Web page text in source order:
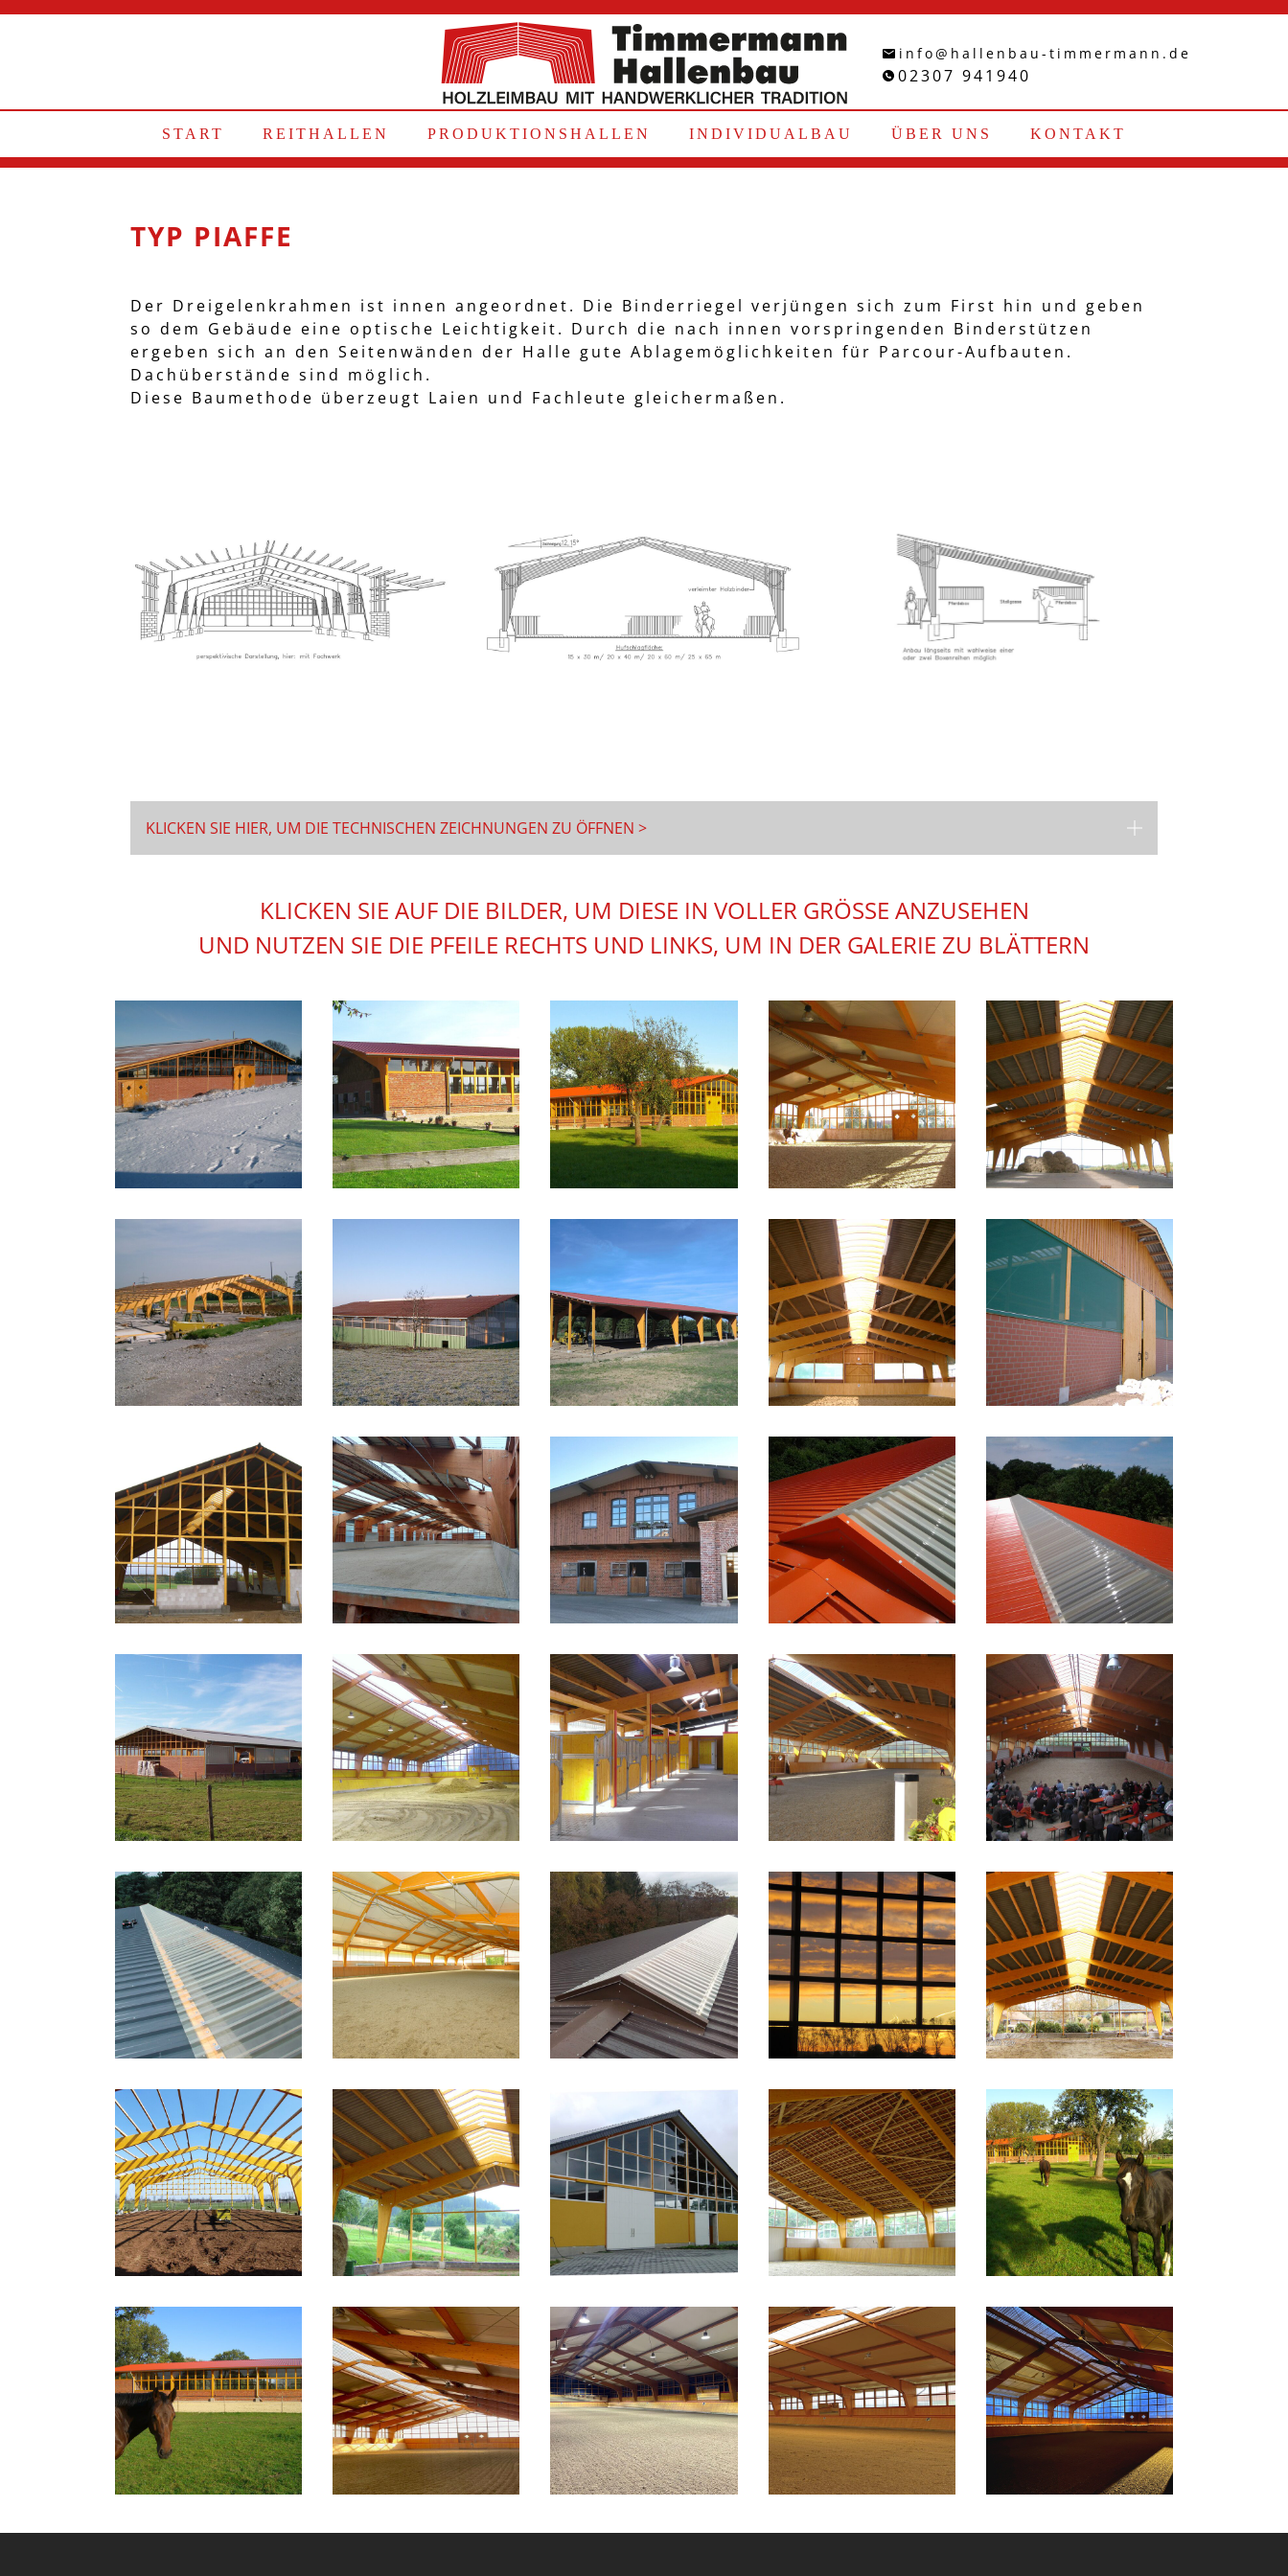
info@hallenbau-timmermann.de
02307 941940
START REITHALLEN PRODUKTIONSHALLEN INDIVIDUALBAU ÜBER UNS KONTAKT
TYP PIAFFE
Der Dreigelenkrahmen ist innen angeordnet. Die Binderriegel verjüngen sich zum First hin und geben
so dem Gebäude eine optische Leichtigkeit. Durch die nach innen vorspringenden Binderstützen
ergeben sich an den Seitenwänden der Halle gute Ablagemöglichkeiten für Parcour-Aufbauten.
Dachüberstände sind möglich.
Diese Baumethode überzeugt Laien und Fachleute gleichermaßen.
KLICKEN SIE HIER, UM DIE TECHNISCHEN ZEICHNUNGEN ZU ÖFFNEN >
KLICKEN SIE AUF DIE BILDER, UM DIESE IN VOLLER GRÖSSE ANZUSEHEN
UND NUTZEN SIE DIE PFEILE RECHTS UND LINKS, UM IN DER GALERIE ZU BLÄTTERN